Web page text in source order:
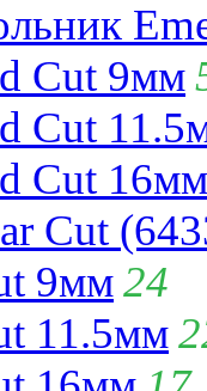
Cut 9мм
Cut
Cut 16мм
Cut
9мм24
11.5мм